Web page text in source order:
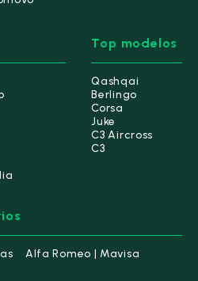
Top modelos
Qashqai
Berlingo
Corsa
Juke
C3 Aircross
C3
Alfa Romeo | Mavisa